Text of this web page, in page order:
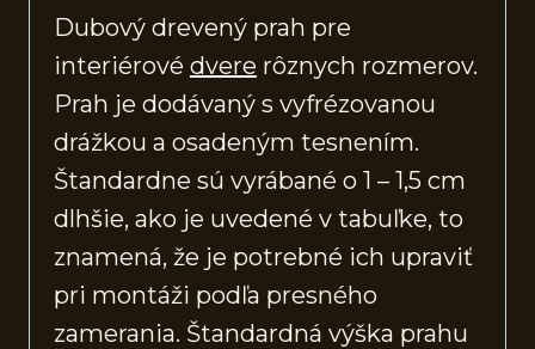
Dubový drevený prah pre
interiérové dvere rôznych rozmerov.
Prah je dodávaný s vyfrézovanou
drážkou a osadeným tesnením.
Štandardne sú vyrábané o 1 – 1,5 cm
dlhšie, ako je uvedené v tabuľke, to
znamená, že je potrebné ich upraviť
pri montáži podľa presného
zamerania. Štandardná výška prahu